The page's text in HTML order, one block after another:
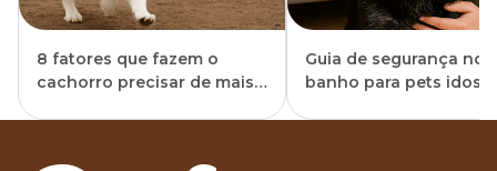
8 fatores que fazem o
cachorro precisar de mais
Guia de segurança no
banho para pets